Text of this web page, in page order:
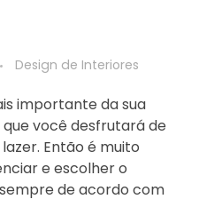
Design de Interiores
importante da sua
que você desfrutará de
Então é muito
e escolher o
de acordo com